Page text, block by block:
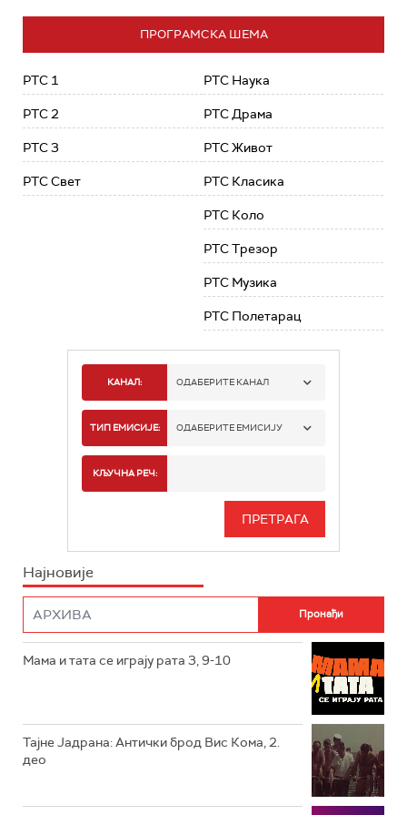
ПРОГРАМСКА ШЕМА
РТС 1
РТС 2
РТС 3
РТС Свет
РТС Наука
РТС Драма
РТС Живот
РТС Класика
РТС Коло
РТС Трезор
РТС Музика
РТС Полетарац
КАНАЛ: ОДАБЕРИТЕ КАНАЛ
РТС 1
РТС 3
РТС ЖИВОТ
РТС КОЛО
ТИП ЕМИСИЈЕ: ОДАБЕРИТЕ ЕМИСИЈУ
ИНФО
КЉУЧНА РЕЧ:
Најновије
Мама и тата се играју рата 3, 9-10
Тајне Јадрана: Антички брод Вис Кома, 2.
део